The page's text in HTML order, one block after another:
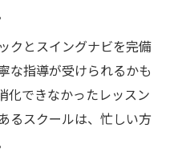
クとスイングナビを完備
な指導が受けられるかも
化できなかったレッスン
るスクールは、忙しい方